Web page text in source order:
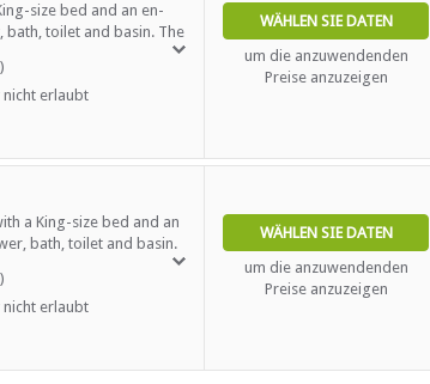
Internetverbindung (drahtlos)
Sekretariatsdienste
Restaurant / Esszimmer
size bed and an en-
toilet and basin. The
with a fridge, microwave,
with a gas braai,
nicht erlaubt
WÄHLEN SIE DATEN
um die anzuwendenden
Preise anzuzeigen
a King-size bed and an
bath, toilet and basin.
a TV with DStv, Wi-Fi
nicht erlaubt
WÄHLEN SIE DATEN
um die anzuwendenden
Preise anzuzeigen